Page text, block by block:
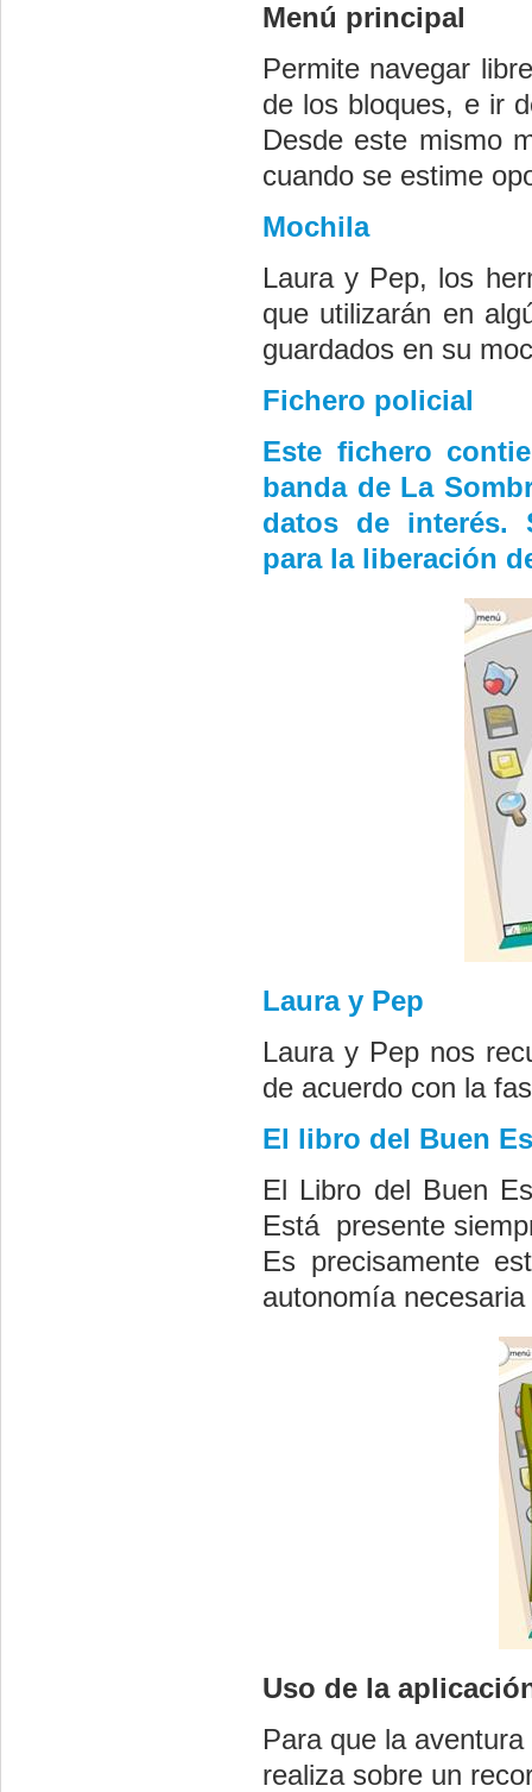
Menú principal
Permite navegar
de los bloques, e ir
Desde este mismo
cuando se estime
Mochila
Laura y Pep, los
que utilizarán en
guardados en su
Fichero policial
Este fichero
banda de La
datos de interés.
para la liberación
Laura y Pep
Laura y Pepnos
de acuerdo con la
El libro del Buen
El Libro del Buen
Está presente
Es precisamente
autonomía
Uso de la
Para que la
realiza sobre un